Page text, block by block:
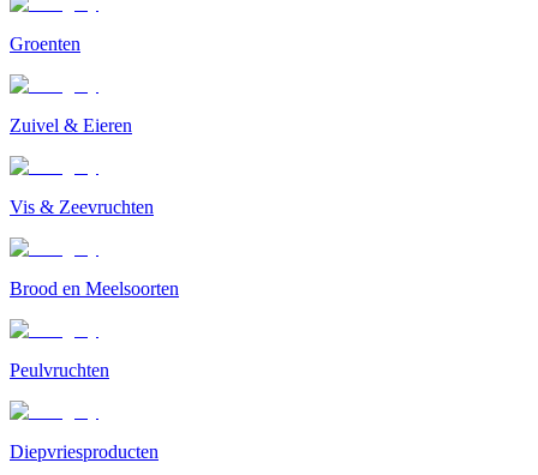
Groenten
Zuivel & Eieren
Vis & Zeevruchten
Brood en Meelsoorten
Peulvruchten
Diepvriesproducten